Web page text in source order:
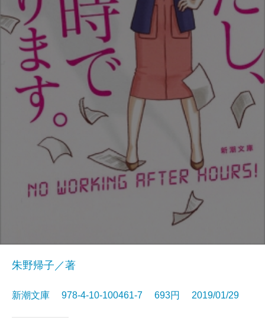
朱野帰子／著
新潮文庫 978-4-10-100461-7 693円 2019/01/29